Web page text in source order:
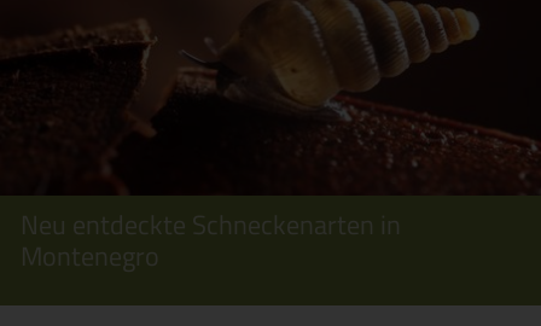
Neu entdeckte Schneckenarten in
Montenegro